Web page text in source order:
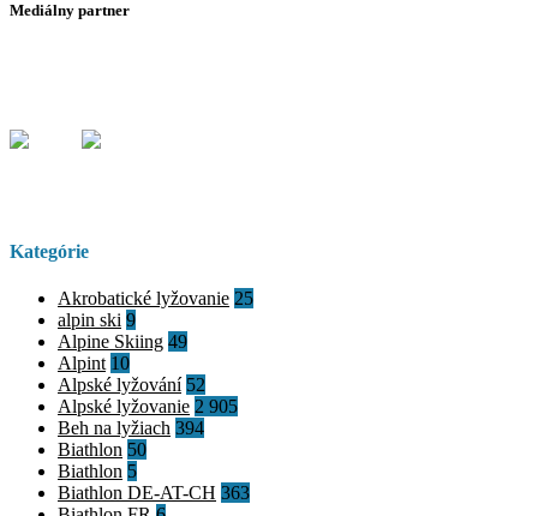
Mediálny partner
Kategórie
Akrobatické lyžovanie 25
alpin ski 9
Alpine Skiing 49
Alpint 10
Alpské lyžování 52
Alpské lyžovanie 2 905
Beh na lyžiach 394
Biathlon 50
Biathlon 5
Biathlon DE-AT-CH 363